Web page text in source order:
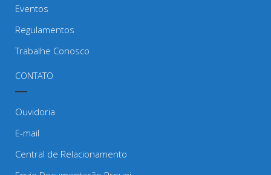
Eventos
Regulamentos
Trabalhe Conosco
CONTATO
Ouvidoria
E-mail
Central de Relacionamento